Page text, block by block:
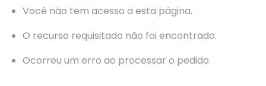
Você não tem acesso a esta página.
O recurso requisitado não foi encontrado.
Ocorreu um erro ao processar o pedido.